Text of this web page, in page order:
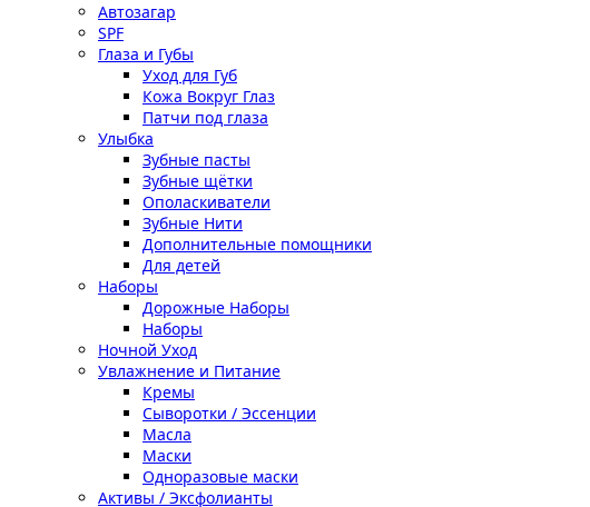
Автозагар
SPF
Глаза и Губы
Уход для Губ
Кожа Вокруг Глаз
Патчи под глаза
Улыбка
Зубные пасты
Зубные щётки
Ополаскиватели
Зубные Нити
Дополнительные помощники
Для детей
Наборы
Дорожные Наборы
Наборы
Ночной Уход
Увлажнение и Питание
Кремы
Сыворотки / Эссенции
Масла
Маски
Одноразовые маски
Активы / Эксфолианты